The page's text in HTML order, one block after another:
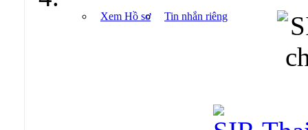
Xem Hồ sơ Tin nhắn riêng